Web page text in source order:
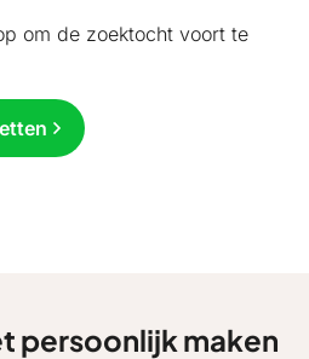
om de zoektocht voort te
persoonlijk maken